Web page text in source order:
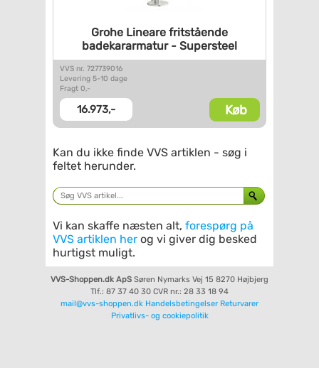
Grohe Lineare fritstående
badekararmatur - Supersteel
VVS nr. 727739016
Levering 5-10 dage
Fragt 0,-
16.973,- Køb
Kan du ikke finde VVS artiklen - søg i
feltet herunder.
Vi kan skaffe næsten alt, forespørg på
VVS artiklen her og vi giver dig besked
hurtigst muligt.
VVS-Shoppen.dk ApS Søren Nymarks Vej 15 8270 Højbjerg
Tlf.: 87 37 40 30 CVR nr.: 28 33 18 94
mail@vvs-shoppen.dk Handelsbetingelser Returvarer
Privatlivs- og cookiepolitik